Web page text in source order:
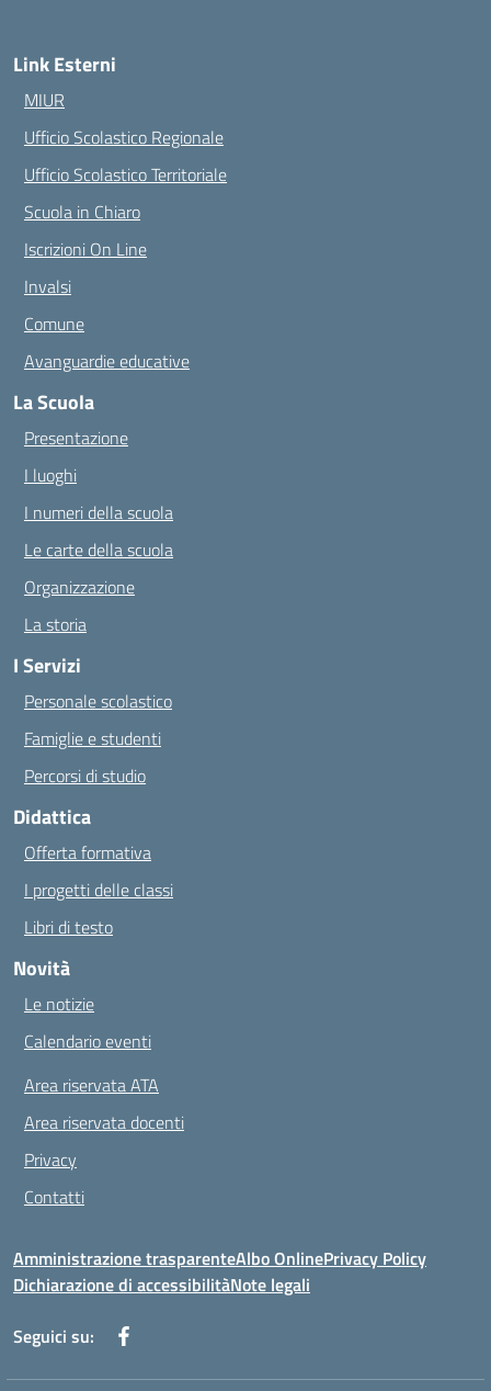
Link Esterni
MIUR
Ufficio Scolastico Regionale
Ufficio Scolastico Territoriale
Scuola in Chiaro
Iscrizioni On Line
Invalsi
Comune
Avanguardie educative
La Scuola
Presentazione
I luoghi
I numeri della scuola
Le carte della scuola
Organizzazione
La storia
I Servizi
Personale scolastico
Famiglie e studenti
Percorsi di studio
Didattica
Offerta formativa
I progetti delle classi
Libri di testo
Novità
Le notizie
Calendario eventi
Area riservata ATA
Area riservata docenti
Privacy
Contatti
Amministrazione trasparenteAlbo OnlinePrivacy Policy
Dichiarazione di accessibilitàNote legali
Seguici su: